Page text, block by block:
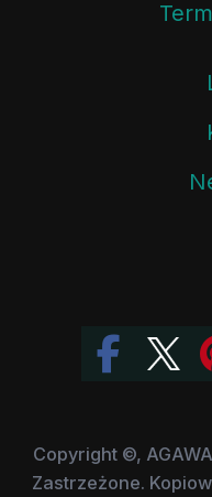
Copyright ©,
Zastrzeżone.